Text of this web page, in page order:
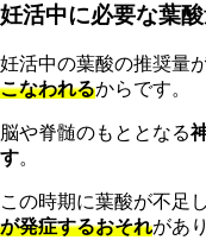
妊活中に必要な葉
妊活中の葉酸の推奨量
こなわれるからです。
脳や脊髄のもととなる
す。
この時期に葉酸が不足
が発症するおそれがあ